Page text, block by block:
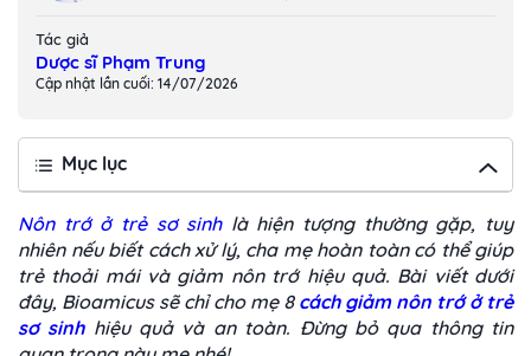
Tác giả
Dược sĩ Phạm Trung
Cập nhật lần cuối: 14/07/2026
Mục lục
Nôn trớ ở trẻ sơ sinhlà hiện tượng thường gặp, tuy
nhiên nếu biết cách xử lý, cha mẹ hoàn toàn có thể giúp
trẻ thoải mái và giảm nôn trớ hiệu quả. Bài viết dưới
đây, Bioamicus sẽ chỉ cho mẹ 8 cách giảm nôn trớ ở trẻ
sơ sinhhiệu quả và an toàn. Đừng bỏ qua thông tin